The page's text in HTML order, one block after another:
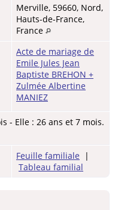
Merville, 59660, Nord,
Hauts-de-France,
France
Acte de mariage de
Emile Jules Jean
Baptiste BREHON +
Zulmée Albertine
MANIEZ
- Elle : 26 ans et 7 mois.
Feuille familiale |
Tableau familial